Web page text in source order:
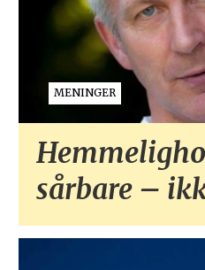
MENINGER
sårbare –